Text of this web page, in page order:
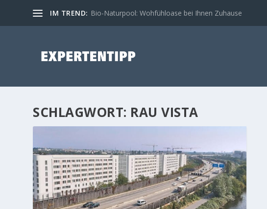
IM TREND: Bio-Naturpool: Wohfühloase bei Ihnen Zuhause
SCHLAGWORT: RAU VISTA